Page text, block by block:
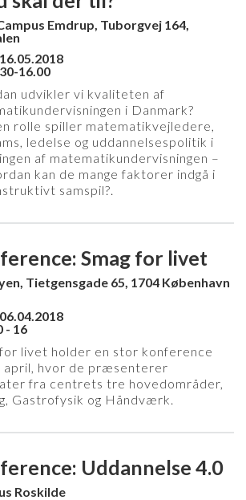
Emdrup, Tuborgvej 164,
16.00
udvikler vi kvaliteten af
i Danmark?
rolle spiller matematikvejledere,
ledelse og uddannelsespolitik i
af matematikundervisningen –
kan de mange faktorer indgå i
samspil?.
Smag for livet
Tietgensgade 65, 1704 København
- 16
for livet holder en stor konference
april, hvor de præsenterer
fra centrets tre hovedområder,
Gastrofysik og Håndværk.
Uddannelse 4.0
Roskilde